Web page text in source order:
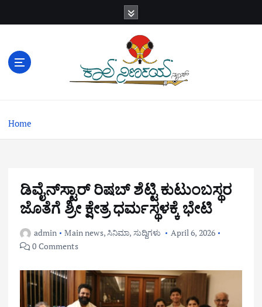
e
Home
ಡಿವೈನ್‌ಸ್ಟಾರ್ ರಿಷಬ್ ಶೆಟ್ಟಿ ಕುಟುಂಬಸ್ಥರ
ಜೊತೆಗೆ ಶ್ರೀ ಕ್ಷೇತ್ರ ಧರ್ಮಸ್ಥಳಕ್ಕೆ ಭೇಟಿ
admin Main news,ಸಿನಿಮಾ, ಸುದ್ದಿಗಳು
April 6, 2026
0 Comments